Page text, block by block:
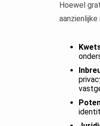
Hoewel